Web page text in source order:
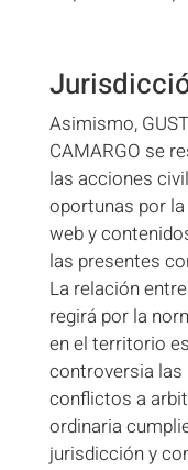
Asimismo,
CAMARGO se
las acciones
oportunas por
web y
las presentes
La relación
regirá por la
en el territorio
controversia
conflictos a
ordinaria
jurisdicción y